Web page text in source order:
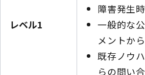
レベル1
障害発生
一般的な
メントか
既存ノウ
らの問い